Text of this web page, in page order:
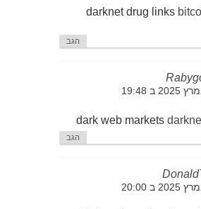
darknet drug links
הגב
dark web markets
הגב